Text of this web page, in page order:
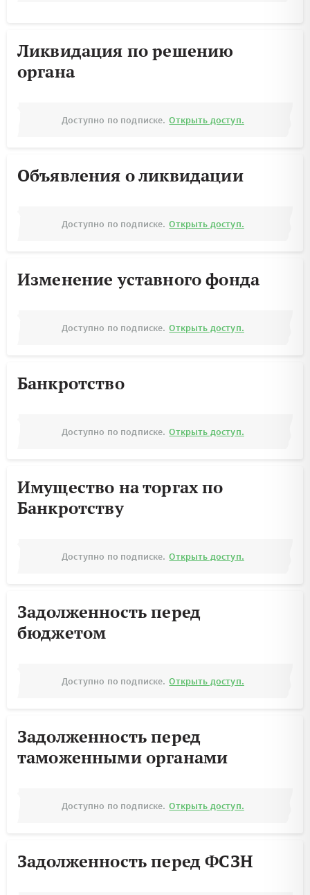
Ликвидация по решению
органа
Доступно по подписке. Открыть доступ.
Объявления о ликвидации
Доступно по подписке. Открыть доступ.
Изменение уставного фонда
Доступно по подписке. Открыть доступ.
Банкротство
Доступно по подписке. Открыть доступ.
Имущество на торгах по
Банкротству
Доступно по подписке. Открыть доступ.
Задолженность перед
бюджетом
Доступно по подписке. Открыть доступ.
Задолженность перед
таможенными органами
Доступно по подписке. Открыть доступ.
Задолженность перед ФСЗН